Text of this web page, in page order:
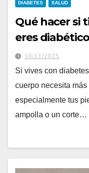
DIABETES SALUD
Qué hacer si
eres diabético
10/11/2025
Si vives con
cuerpo necesita
especialmente tus
ampolla o un corte…